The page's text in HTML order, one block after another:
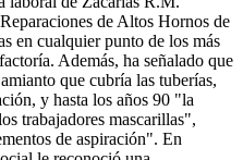
de Altos Hornos de
en cualquier punto de los más
Además, ha señalado que
que cubría las tuberías,
y hasta los años 90 "la
trabajadores mascarillas",
de aspiración". En